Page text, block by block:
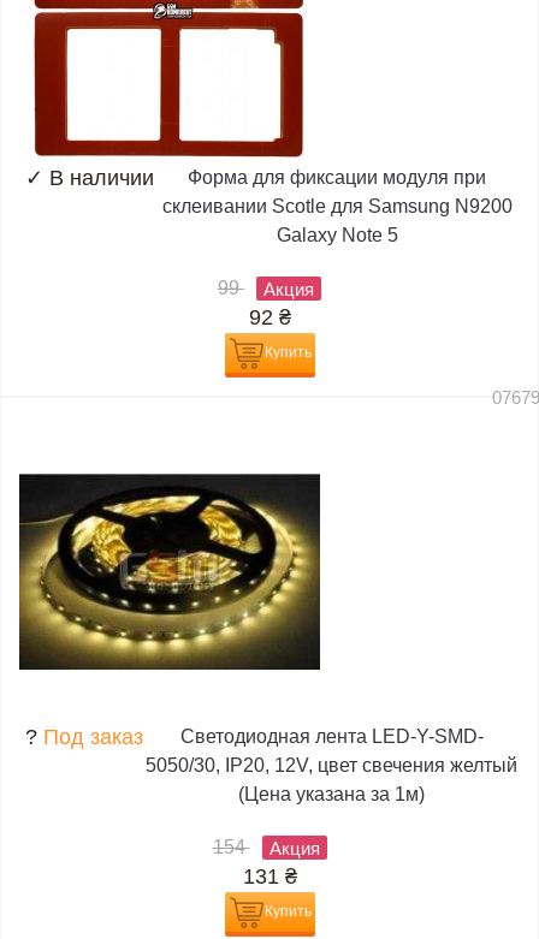
✓ В наличии
Форма для фиксации модуля при
склеивании Scotle для Samsung N9200
Galaxy Note 5
99 Акция
92 ₴
Купить
? Под заказ
Светодиодная лента LED-Y-SMD-
5050/30, IP20, 12V, цвет свечения желтый
(Цена указана за 1м)
154 Акция
131 ₴
Купить